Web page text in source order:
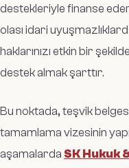
destekleriyle finanse
olası idari
haklarınızı etkin bir
destek almak şarttır.
Bu noktada, teşvik
tamamlama vizesinin
aşamalarda SK Hukuk